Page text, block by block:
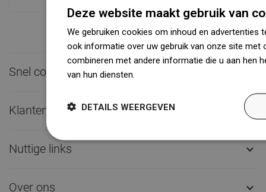
Snel contact
Klantenservice 
Nuttige links 
Over ons 
Deze website maakt gebruik van
We gebruiken cookies om inhoud en advertenties
ook informatie over uw gebruik van onze site met
combineren met andere informatie die u aan hen
van hun diensten.
DETAILS WEERGEVEN